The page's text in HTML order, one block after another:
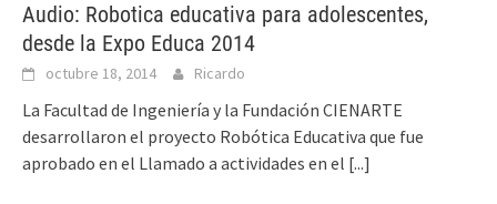
Audio: Robotica educativa para adolescentes,
desde la Expo Educa 2014
octubre 18, 2014 Ricardo
La Facultad de Ingeniería y la Fundación CIENARTE
desarrollaron el proyecto Robótica Educativa que fue
aprobado en el Llamado a actividades en el [...]